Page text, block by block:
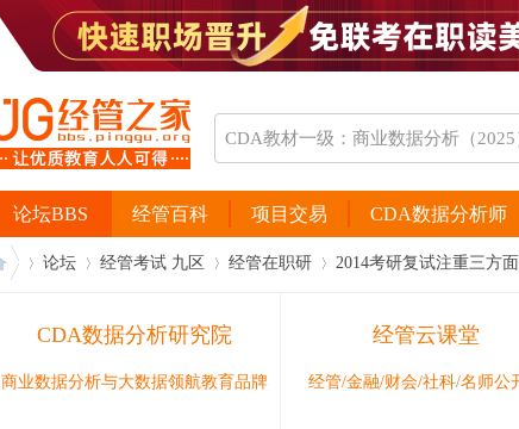
经管百科 项目交易 CDA数据分析师
论坛BBS
论坛 经管考试 九区 经管在职研 2014考研复试注重三方
CDA数据分析研究院
商业数据分析与大数据领航教育品牌
经管云课堂
经管/金融/财会/社科/名师公